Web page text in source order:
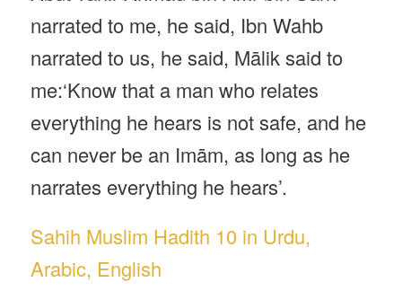
narrated to me, he said, Ibn Wahb
narrated to us, he said, Mālik said to
me:‘Know that a man who relates
everything he hears is not safe, and he
can never be an Imām, as long as he
narrates everything he hears’.
Sahih Muslim Hadith 10 in Urdu,
Arabic, English